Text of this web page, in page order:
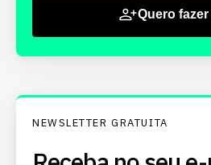
Quero
NEWSLETTER GRATUITA